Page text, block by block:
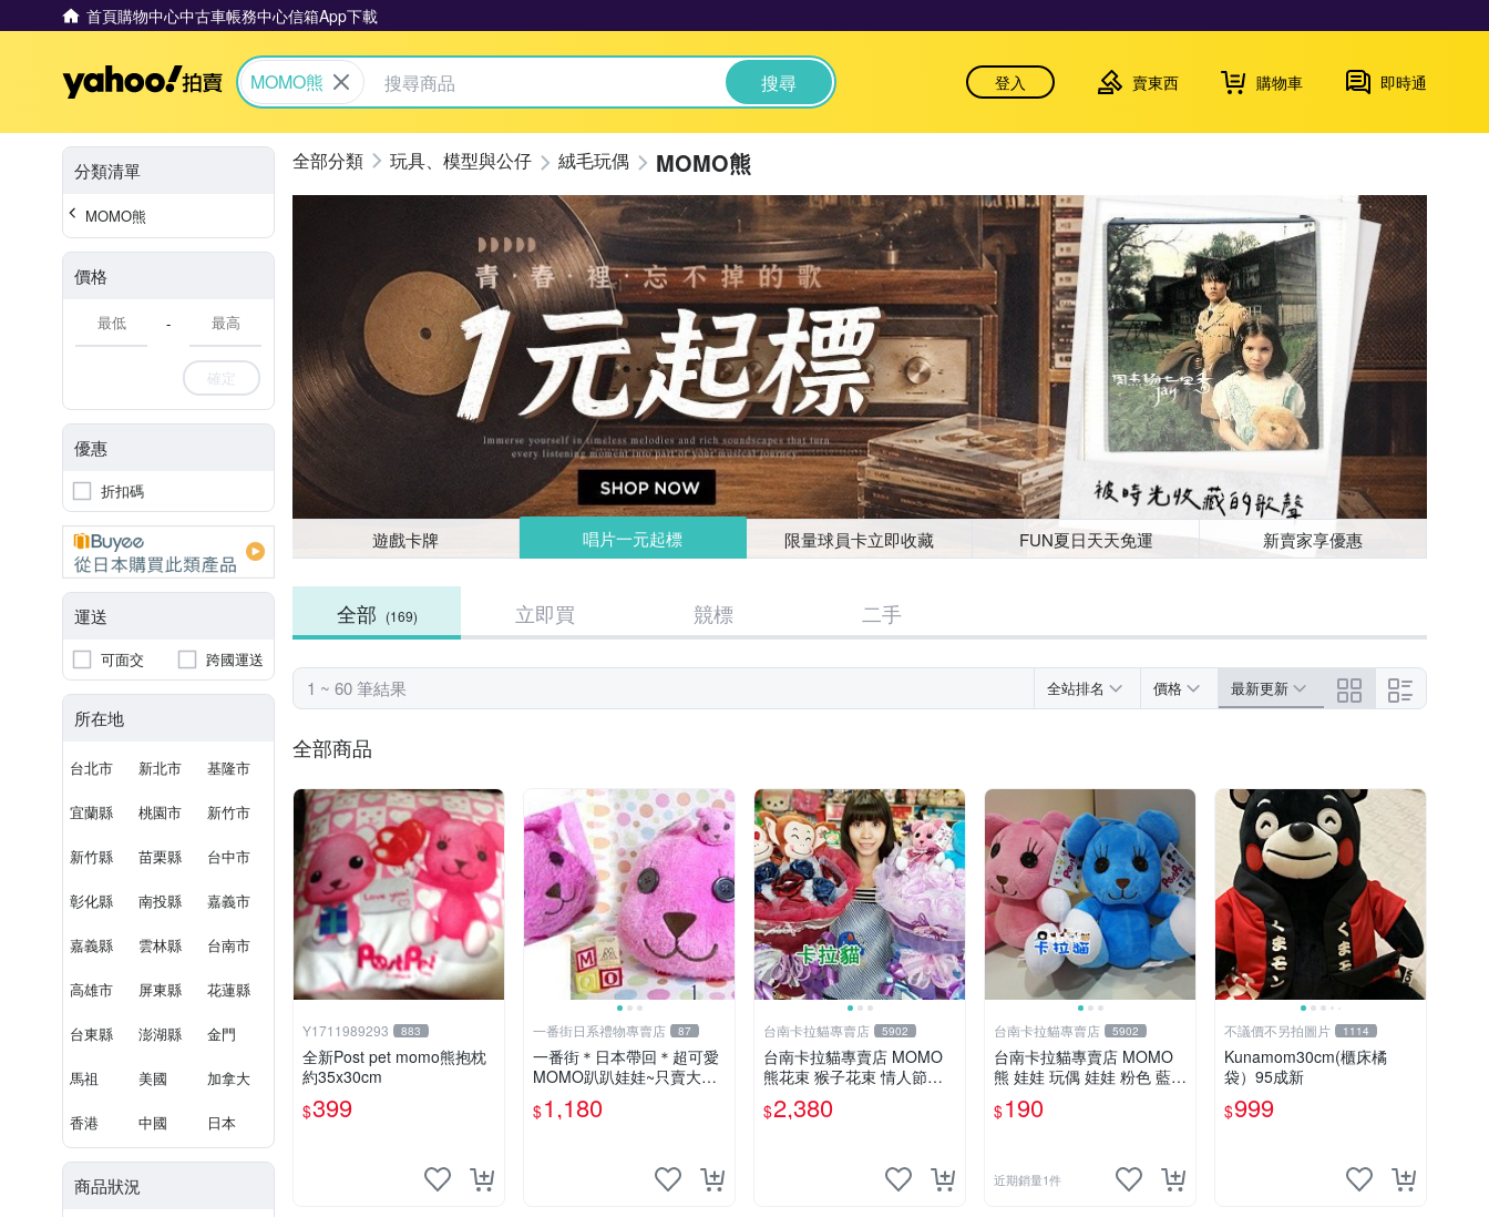
首頁購物中心中古車帳務中心信箱App下載
Yahoo拍賣
MOMO熊 搜尋 登入 賣東西 購物車 即時通
分類清單
MOMO熊
價格
-
確定
優惠
折扣碼
運送
可面交 跨國運送
所在地
台北市 新北市 基隆市
宜蘭縣 桃園市 新竹市
新竹縣 苗栗縣 台中市
彰化縣 南投縣 嘉義市
嘉義縣 雲林縣 台南市
高雄市 屏東縣 花蓮縣
台東縣 澎湖縣 金門
馬祖 美國 加拿大
香港 中國 日本
商品狀況
玩具、模型與公仔 絨毛玩偶 MOMO熊
遊戲卡牌 唱片一元起標 限量球員卡立即收藏 FUN夏日天天免運 新賣家享優惠
全部 (169) 立即買 競標 二手
1 ~ 60 筆結果 全站排名 價格 最新更新
全部商品
Y1711989293 883
全新Post pet momo熊抱枕
約35x30cm
$399
一番街日系禮物專賣店 87
一番街＊日本帶回＊超可愛
MOMO趴趴娃娃~只賣大隻
的1號~單隻價～生日禮物
$1,180
台南卡拉貓專賣店 5902
台南卡拉貓專賣店 MOMO
熊花束 猴子花束 情人節禮
物 二選一 可繡字 可今天寄
明天到
$2,380
台南卡拉貓專賣店 5902
台南卡拉貓專賣店 MOMO
熊 娃娃 玩偶 娃娃 粉色 藍色
2色分售
$190
近期銷量1件
不議價不另拍圖片 1114
Kunamom30cm(櫃床橘
袋）95成新
$999